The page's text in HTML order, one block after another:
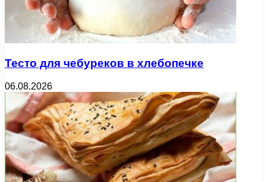
Тесто для чебуреков в хлебопечке
06.08.2026